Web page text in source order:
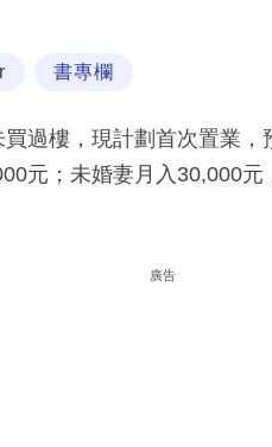
書專欄
過樓，現計劃首次置業，
元；未婚妻月入30,000
廣告